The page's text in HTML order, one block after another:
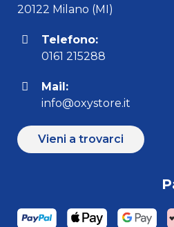
20122 Milano (MI)
Telefono:
0161 215288
Mail:
info@oxystore.it
Vieni a trovarci